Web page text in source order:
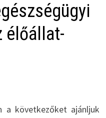
élőállat-
a következőket ajánljuk